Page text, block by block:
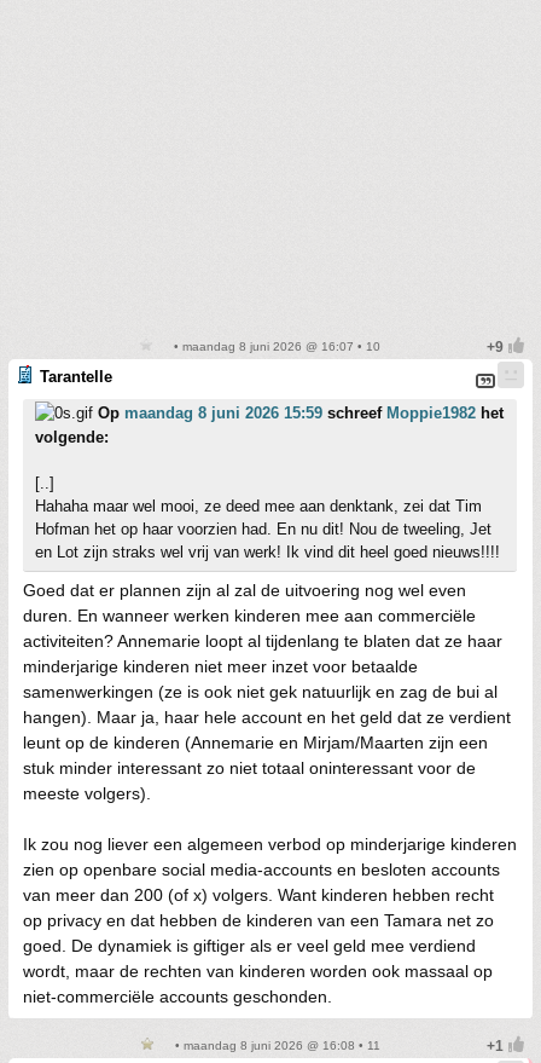
• maandag 8 juni 2026 @ 16:07 • 10
Tarantelle
Op maandag 8 juni 2026 15:59 schreef Moppie1982 het
volgende:
[..]
Hahaha maar wel mooi, ze deed mee aan denktank, zei dat Tim
Hofman het op haar voorzien had. En nu dit! Nou de tweeling, Jet
en Lot zijn straks wel vrij van werk! Ik vind dit heel goed nieuws!!!!
Goed dat er plannen zijn al zal de uitvoering nog wel even
duren. En wanneer werken kinderen mee aan commerciële
activiteiten? Annemarie loopt al tijdenlang te blaten dat ze haar
minderjarige kinderen niet meer inzet voor betaalde
samenwerkingen (ze is ook niet gek natuurlijk en zag de bui al
hangen). Maar ja, haar hele account en het geld dat ze verdient
leunt op de kinderen (Annemarie en Mirjam/Maarten zijn een
stuk minder interessant zo niet totaal oninteressant voor de
meeste volgers).
Ik zou nog liever een algemeen verbod op minderjarige kinderen
zien op openbare social media-accounts en besloten accounts
van meer dan 200 (of x) volgers. Want kinderen hebben recht
op privacy en dat hebben de kinderen van een Tamara net zo
goed. De dynamiek is giftiger als er veel geld mee verdiend
wordt, maar de rechten van kinderen worden ook massaal op
niet-commerciële accounts geschonden.
• maandag 8 juni 2026 @ 16:08 • 11